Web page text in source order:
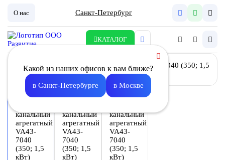
О нас Санкт-Петербург
КАТАЛОГ
Какой из наших офисов к вам ближе?
в Санкт-Петербурге в Москве